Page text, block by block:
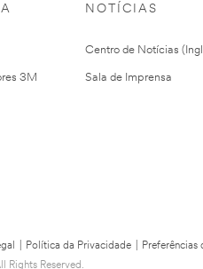
3M
NOTÍCIAS
Centro de Notícias
Sala de Imprensa
Política da Privacidade
Preferências
Rights Reserved.